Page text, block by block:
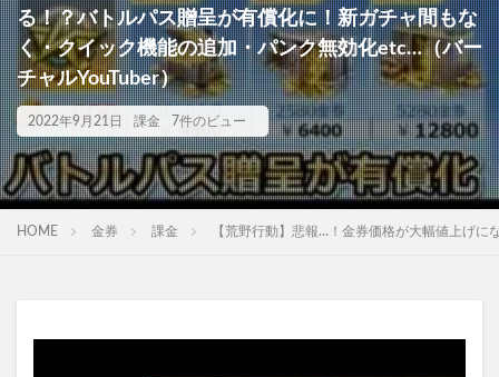
る！？バトルパス贈呈が有償化に！新ガチャ間もな
く・クイック機能の追加・パンク無効化etc…（バー
チャルYouTuber）
2022年9月21日 課金 7件のビュー
HOME 金券 課金 【荒野行動】悲報…！金券価格が大幅値上げ